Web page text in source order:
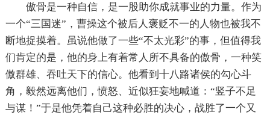
傲骨是一种自信，是一股助你成就事业的力量。作为
一个“三国迷”，曹操这个被后人褒贬不一的人物也被我不
断地捉摸着。虽说他做了一些“不太光彩”的事，但值得我
们肯定的是，他的身上有着常人所不具备的傲骨，一种笑
傲群雄、吞吐天下的信心。他看到十八路诸侯的勾心斗
角，毅然远离他们，愤怒、近似狂妄地喊道：“竖子不足
与谋！”于是他凭着自己这种必胜的决心，战胜了一个又